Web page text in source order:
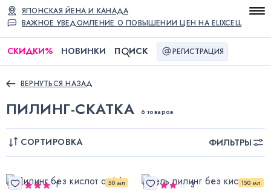
ВАЖНОЕ УВЕДОМЛЕНИЕ О ПОВЫШЕНИИ ЦЕН НА ELIXCELL
ЯПОНСКАЯ ЙЕНА И КАНАДА
СКИДКИ% НОВИНКИ П ИСК РЕГИСТРАЦИЯ
ВЕРНУТЬСЯ НАЗАД
ПИЛИНГ-СКАТКА 6 товаров
СОРТИРОВКА ФИЛЬТРЫ
50 мл
1 150 мл
3